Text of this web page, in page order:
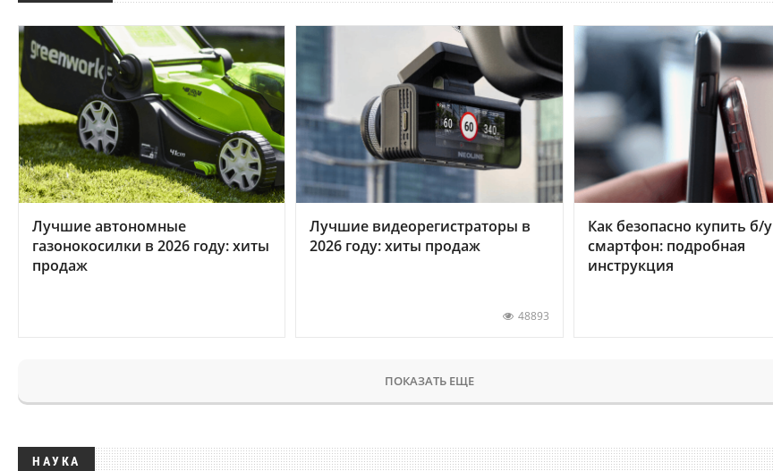
Лучшие автономные
газонокосилки в 2026 году: хиты
продаж
Лучшие видеорегистраторы в
2026 году: хиты продаж
48893
Как безопасно купить б/у
смартфон: подробная
инструкция
ПОКАЗАТЬ ЕЩЕ
НАУКА